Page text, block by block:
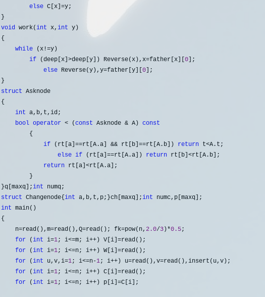
else C[x]=y;
void work(int x, int y)
{
while (x!=y)
if (deep[x]>deep[y]) Reverse(x),x=father[x][ 0];
else Reverse(y),y=father[y][ 0];
struct Asknode
{
int a,b,t,id;
bool operator < (const Asknode & A) const
        {
if (rt[a]==rt[A.a] && rt[b]==rt[A.b]) return t<A.t;
else if (rt[a]==rt[A.a]) return rt[b]<rt[A.b];
return rt[a]<rt[A.a];
        }
}q[maxq];int
struct Changenode{ int a,b,t,p;}ch[maxq];int
int main()
{
    n
=read(),m=read(),Q=read(); fk=pow(n, 2.0/3)*0.5;
for (int i=1; i<=m; i++) V[i]=read();
for (int i=1; i<=n; i++) W[i]=read();
for (int u,v,i=1; i<=n-1; i++) u=read(),v=read(),insert(u,v);
for (int i=1; i<=n; i++) C[i]=read();
for (int i=1; i<=n; i++) p[i]=C[i];